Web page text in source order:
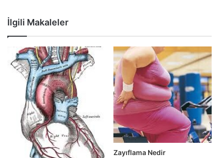
İlgili Makaleler
Zayıflama Nedir